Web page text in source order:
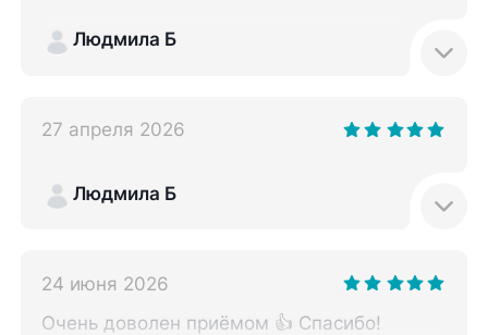
Людмила Б
27 апреля 2026
Людмила Б
24 июня 2026
Очень доволен приёмом 👍 Спасибо!